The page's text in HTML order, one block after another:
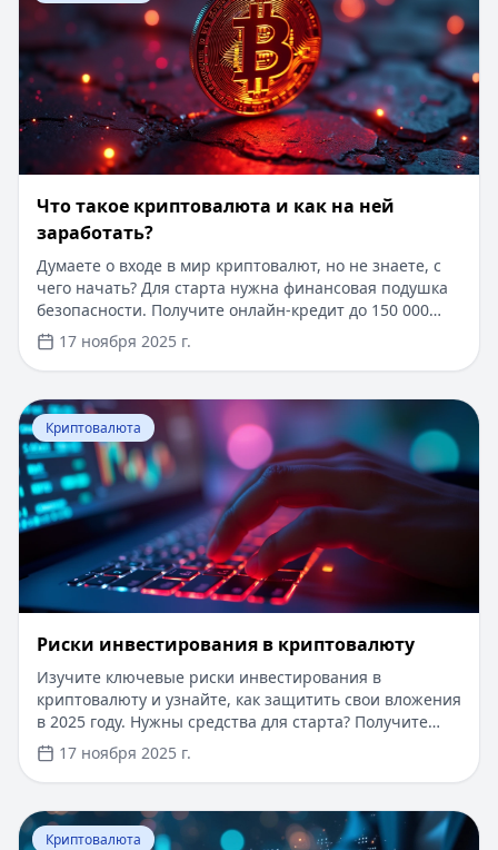
Что такое криптовалюта и как на ней
заработать?
Думаете о входе в мир криптовалют, но не знаете, с
чего начать? Для старта нужна финансовая подушка
безопасности. Получите онлайн-кредит до 150 000
рублей всего за 15 минут без справок и поручителей.
Одобрение за 5 минут, деньги сразу на карту. Первый
займ под 0% для новых клиентов при погашении в
срок. В статье вы узнаете, как грамотно использовать
заемные средства для старта в криптовалютах,
разберетесь в основных принципах работы
блокчейна и изучите проверенные стратегии
заработка.
17 ноября 2025 г.
Перейти к статье:Риски инвестирования в
Криптовалюта
Риски инвестирования в криптовалюту
Изучите ключевые риски инвестирования в
криптовалюту и узнайте, как защитить свои вложения
в 2025 году. Нужны средства для старта? Получите
онлайн-кредит до 100 000 рублей за 15 минут без
справок и поручителей. Одобрение 97%, первый займ
под 0%, нужен только паспорт. Деньги поступят на
карту сразу после одобрения.
17 ноября 2025 г.
Перейти к статье:Криптовалюта — виртуальная
Криптовалюта